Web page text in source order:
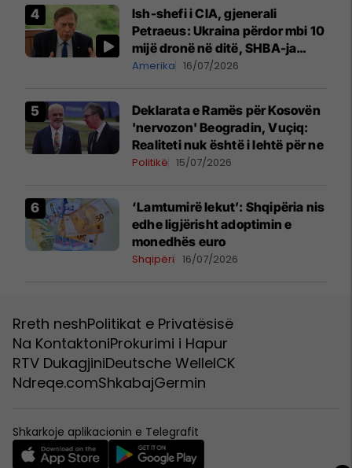
Ish-shefi i CIA, gjenerali
Petraeus: Ukraina përdor mbi 10
mijë dronë në ditë, SHBA-ja
mbetet shumë prapa në
Amerika 16/07/2026
Deklarata e Ramës për Kosovën
'nervozon' Beogradin, Vuçiq:
Realiteti nuk është i lehtë për ne
Politikë 15/07/2026
‘Lamtumirë lekut’: Shqipëria nis
edhe ligjërisht adoptimin e
monedhës euro
Shqipëri 16/07/2026
Rreth neshPolitikat e Privatësisë
Na KontaktoniProkurimi i Hapur
RTV DukagjiniDeutsche WelleICK
Ndreqe.comShkabajGermin
Shkarkoje aplikacionin e Telegrafit